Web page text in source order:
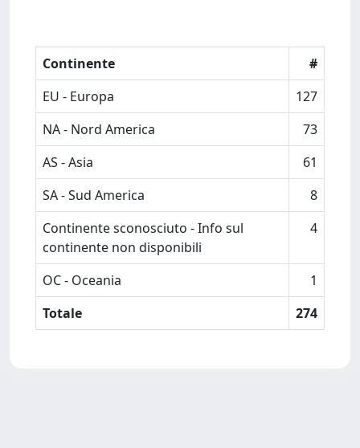
Continente
#
EU - Europa
127
NA - Nord America
73
AS - Asia
61
SA - Sud America
8
Continente sconosciuto - Info sul
continente non disponibili
4
OC - Oceania
1
Totale
274